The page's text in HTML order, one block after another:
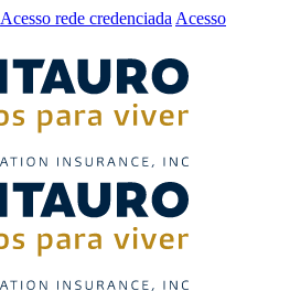
Acesso rede credenciada Acesso